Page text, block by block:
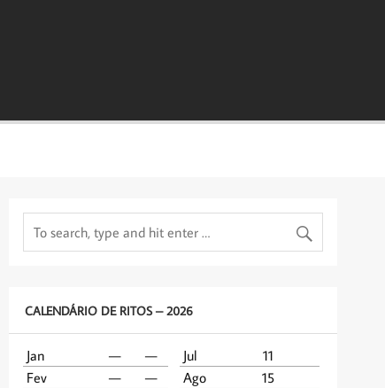
CALENDÁRIO DE RITOS – 2026
Jan — — Jul
11
Fev
— — Ago
15